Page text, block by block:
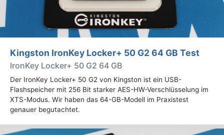
Kingston IronKey Locker+ 50 G2 64 GB Test
IronKey Locker+ 50 G2 64 GB
Der IronKey Locker+ 50 G2 von Kingston ist ein USB-
Flashspeicher mit 256 Bit starker AES-HW-Verschlüsselung im
XTS-Modus. Wir haben das 64-GB-Modell im Praxistest
genauer begutachtet.